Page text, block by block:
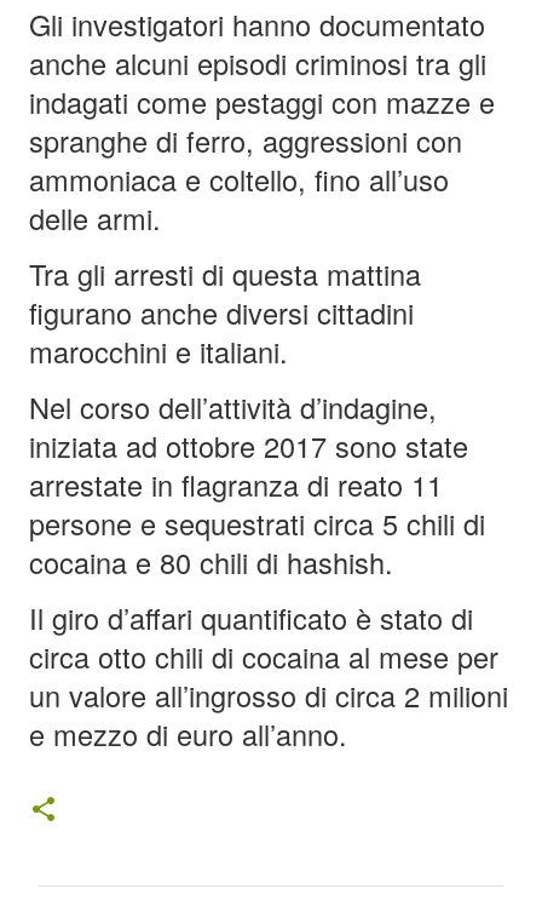
Gli investigatori hanno documentato
anche alcuni episodi criminosi tra gli
indagati come pestaggi con mazze e
spranghe di ferro, aggressioni con
ammoniaca e coltello, fino all’uso
delle armi.
Tra gli arresti di questa mattina
figurano anche diversi cittadini
marocchini e italiani.
Nel corso dell’attività d’indagine,
iniziata ad ottobre 2017 sono state
arrestate in flagranza di reato 11
persone e sequestrati circa 5 chili di
cocaina e 80 chili di hashish.
Il giro d’affari quantificato è stato di
circa otto chili di cocaina al mese per
un valore all’ingrosso di circa 2 milioni
e mezzo di euro all’anno.